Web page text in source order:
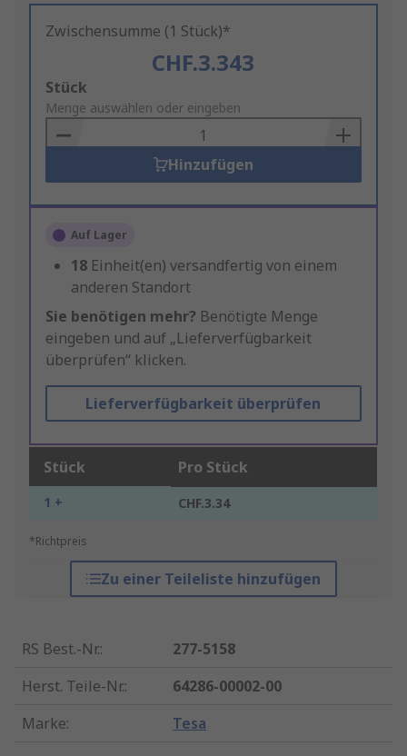
Zwischensumme (1 Stück)*
CHF.3.343
Add
to
Basket
Stück
Menge auswählen oder eingeben
Hinzufügen
Auf Lager
18 Einheit(en) versandfertig von einem
anderen Standort
Sie benötigen mehr? Benötigte Menge
eingeben und auf „Lieferverfügbarkeit
überprüfen“ klicken.
Lieferverfügbarkeit überprüfen
Stück Pro Stück
1 + CHF.3.34
*Richtpreis
Zu einer Teileliste hinzufügen
RS Best.-Nr.:
277-5158
Herst. Teile-Nr.:
64286-00002-00
Marke: Tesa